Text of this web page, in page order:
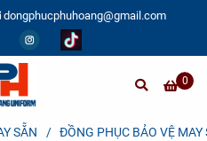
dongphucphuhoang@gmail.com
0
SẴN / ĐỒNG PHỤC BẢO VỆ MAY